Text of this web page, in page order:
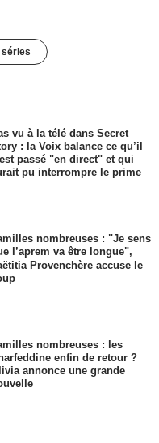
séries
vu à la télé dans Secret
: la Voix balance ce qu’il
passé "en direct" et qui
pu interrompre le prime
nombreuses : "Je sens
l’aprem va être longue",
Provenchère accuse le
nombreuses : les
enfin de retour ?
annonce une grande